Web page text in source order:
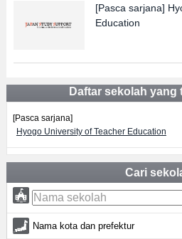
[Pasca sarjana]
Education
Daftar sekolah yang
[Pasca sarjana]
Hyogo University of Teacher Education
Cari
Nama kota dan prefektur